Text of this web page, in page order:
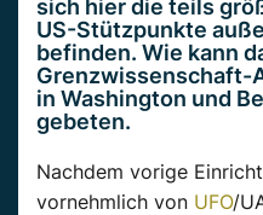
sich hier die teils
US-Stützpunkte
befinden. Wie kann
Grenzwissenschaft-
in Washington und
gebeten.
Nachdem vorige
vornehmlich von UFO/